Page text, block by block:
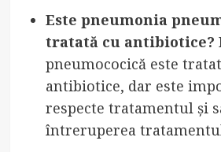
Este pneumonia
tratată cu antibiotice?
pneumococică este
antibiotice, dar este
respecte tratamentul și
întreruperea